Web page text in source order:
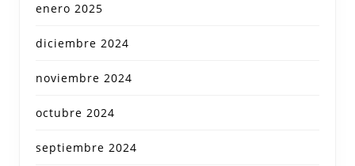
enero 2025
diciembre 2024
noviembre 2024
octubre 2024
septiembre 2024